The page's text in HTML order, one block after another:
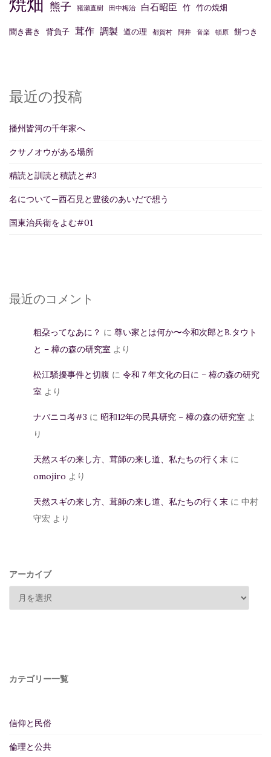
熊子 猪瀬直樹 田中梅治 白石昭臣 竹 竹の焼畑
聞き書き 背負子 茸作 調製 道の理 都賀村 阿井 音楽 頓原 餅つき
最近の投稿
播州皆河の千年家へ
クサノオウがある場所
精読と訓読と積読と#3
名について—西石見と豊後のあいだで想う
国東治兵衛をよむ#01
最近のコメント
粗朶ってなあに？ に 尊い家とは何か〜今和次郎とB.タウト
と – 樟の森の研究室 より
松江騒擾事件と切腹 に 令和７年文化の日に – 樟の森の研究
室 より
ナバニコ考#3 に 昭和12年の民具研究 – 樟の森の研究室 よ
り
天然スギの来し方、茸師の来し道、私たちの行く末 に
omojiro より
天然スギの来し方、茸師の来し道、私たちの行く末 に 中村
守宏 より
アーカイブ
カテゴリー一覧
信仰と民俗
倫理と公共